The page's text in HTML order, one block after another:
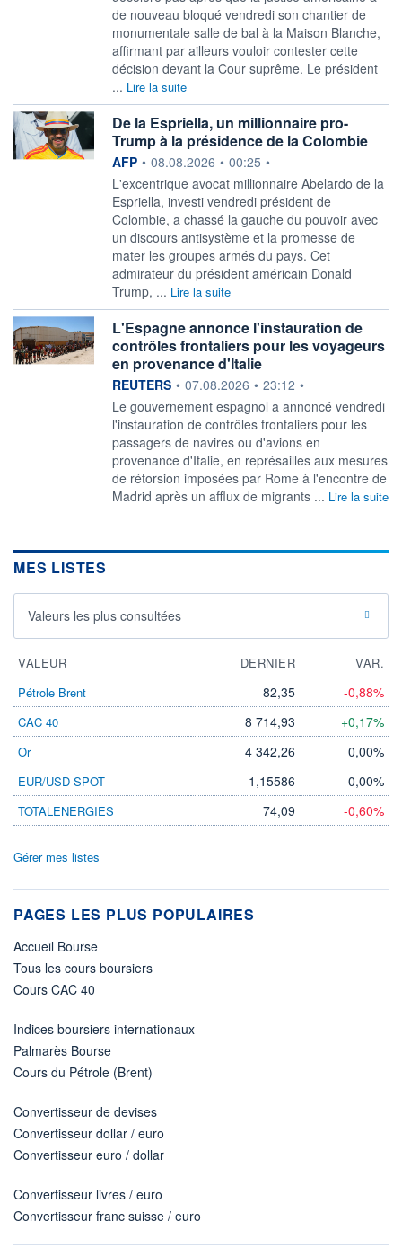
de nouveau bloqué vendredi son chantier de
monumentale salle de bal à la Maison Blanche,
affirmant par ailleurs vouloir contester cette
décision devant la Cour suprême. Le président
... Lire la suite
De la Espriella, un millionnaire pro-
Trump à la présidence de la Colombie
information fournie par
AFP • 08.08.2026 • 00:25 •
L'excentrique avocat millionnaire Abelardo de la
Espriella, investi vendredi président de
Colombie, a chassé la gauche du pouvoir avec
un discours antisystème et la promesse de
mater les groupes armés du pays. Cet
admirateur du président américain Donald
Trump, ... Lire la suite
L'Espagne annonce l'instauration de
contrôles frontaliers pour les voyageurs
en provenance d'Italie
information fournie par
REUTERS • 07.08.2026 • 23:12 •
‌Le gouvernement espagnol a ​annoncé vendredi
l'instauration de contrôles frontaliers pour les
passagers ​de navires ou d'avions en ​
provenance d'Italie, en ⁠représailles aux mesures
de ‌rétorsion imposées par Rome à l'encontre de
​Madrid ‌après un afflux de ⁠migrants ... Lire la suite
MES LISTES
Valeurs les plus consultées
VALEUR DERNIER
VAR.
Pétrole Brent
82,35 -0,88%
CAC 40 8 714,93 +0,17%
Or 4 342,26 0,00%
EUR/USD SPOT 1,15586 0,00%
TOTALENERGIES 74,09 -0,60%
Gérer mes listes
PAGES LES PLUS POPULAIRES
Accueil Bourse
Tous les cours boursiers
Cours CAC 40
Indices boursiers internationaux
Palmarès Bourse
Cours du Pétrole (Brent)
Convertisseur de devises
Convertisseur dollar / euro
Convertisseur euro / dollar
Convertisseur livres / euro
Convertisseur franc suisse / euro